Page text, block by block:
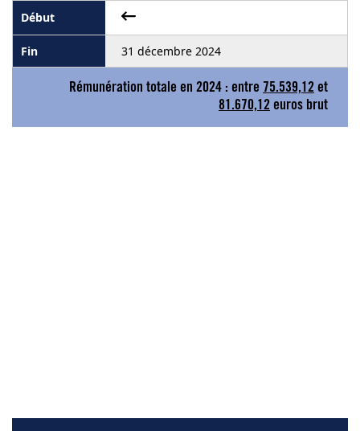
31 décembre 2024
Rémunération totale en 2024 : entre 75.539,12 et
81.670,12 euros brut